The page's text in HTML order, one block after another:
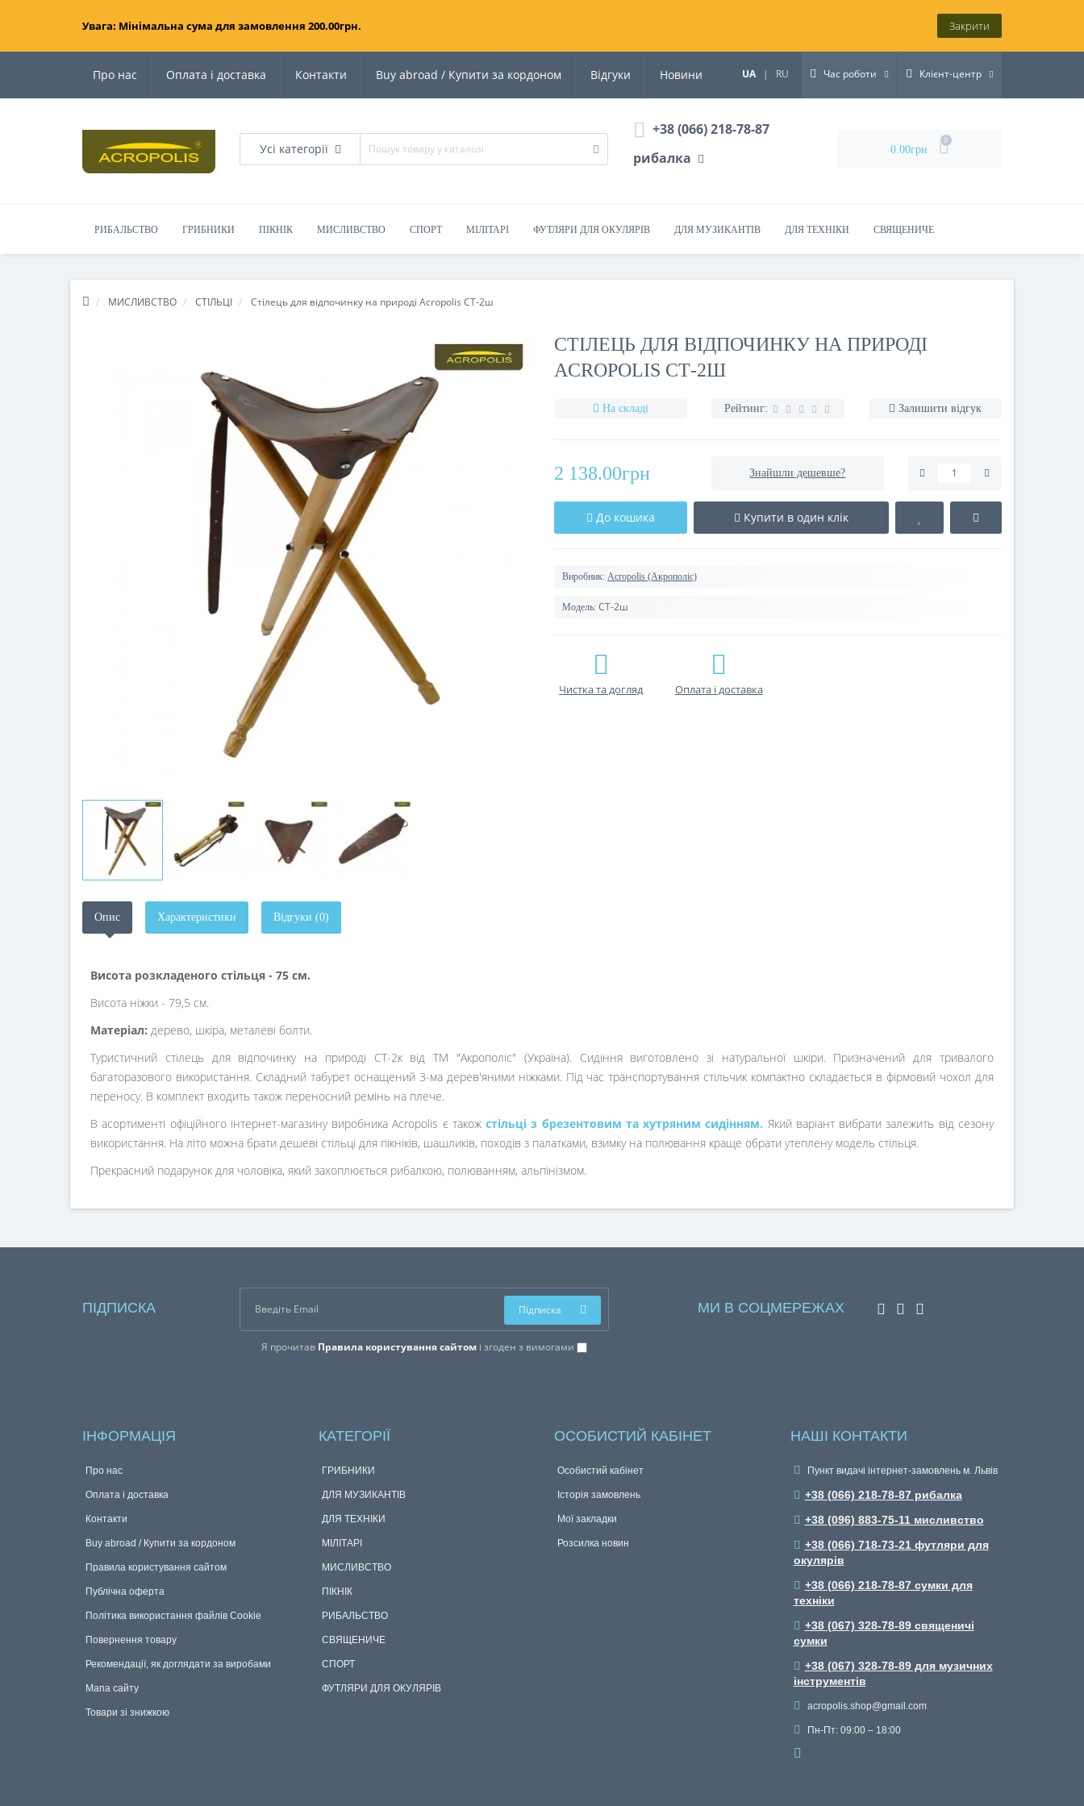
Увага: Мінімальна сума для замовлення 200.00грн. Закрити
Про нас Оплата і доставка Контакти Buy abroad / Купити за кордоном Відгуки Новини UA | RU Час роботи Клієнт-центр
Усі категорії
+38 (066) 218-78-87
рибалка
0.00грн
0
РИБАЛЬСТВО ГРИБНИКИ ПІКНІК МИСЛИВСТВО СПОРТ МІЛІТАРІ ФУТЛЯРИ ДЛЯ ОКУЛЯРІВ ДЛЯ МУЗИКАНТІВ ДЛЯ ТЕХНІКИ СВЯЩЕНИЧЕ
МИСЛИВСТВО СТІЛЬЦІ Стілець для відпочинку на природі Acropolis CТ-2ш
СТІЛЕЦЬ ДЛЯ ВІДПОЧИНКУ НА ПРИРОДІ
ACROPOLIS CТ-2Ш
На складі Рейтинг: Залишити відгук
2 138.00грн Знайшли дешевше?
До кошика Купити в один клік
Виробник: Acropolis (Акрополіс)
Модель: СТ-2ш
Чистка та догляд Оплата і доставка
Опис Характеристики Відгуки (0)
Висота розкладеного стільця - 75 см.
Висота ніжки - 79,5 см.
Матеріал: дерево, шкіра, металеві болти.
Туристичний стілець для відпочинку на природі CТ-2к від ТМ "Акрополіс" (Україна). Сидіння виготовлено зі натуральної шкіри. Призначений для тривалого
багаторазового використання. Складний табурет оснащений 3-ма дерев'яними ніжками. Під час транспортування стільчик компактно складається в фірмовий чохол для
переносу. В комплект входить також переносний ремінь на плече.
В асортименті офіційного інтернет-магазину виробника Acropolis є також стільці з брезентовим та хутряним сидінням. Який варіант вибрати залежить від сезону
використання. На літо можна брати дешеві стільці для пікніків, шашликів, походів з палатками, взимку на полювання краще обрати утеплену модель стільця.
Прекрасний подарунок для чоловіка, який захоплюється рибалкою, полюванням, альпінізмом.
ПІДПИСКА
Я прочитав Правила користування сайтомі згоден з вимогами
Підписка МИ В СОЦМЕРЕЖАХ
ІНФОРМАЦІЯ
Про нас
Оплата і доставка
Контакти
Buy abroad / Купити за кордоном
Правила користування сайтом
Публічна оферта
Політика використання файлів Cookie
Повернення товару
Рекомендації, як доглядати за виробами
Мапа сайту
Товари зі знижкою
КАТЕГОРІЇ
ГРИБНИКИ
ДЛЯ МУЗИКАНТІВ
ДЛЯ ТЕХНІКИ
МІЛІТАРІ
МИСЛИВСТВО
ПІКНІК
РИБАЛЬСТВО
СВЯЩЕНИЧЕ
СПОРТ
ФУТЛЯРИ ДЛЯ ОКУЛЯРІВ
ОСОБИСТИЙ КАБІНЕТ
Особистий кабінет
Історія замовлень
Мої закладки
Розсилка новин
НАШІ КОНТАКТИ
Пункт видачі інтернет-замовлень м. Львів
+38 (066) 218-78-87 рибалка
+38 (096) 883-75-11 мисливство
+38 (066) 718-73-21 футляри для
окулярів
+38 (066) 218-78-87 сумки для
техніки
+38 (067) 328-78-89 священичі
сумки
+38 (067) 328-78-89 для музичних
інструментів
acropolis.shop@gmail.com
Пн-Пт: 09:00 – 18:00